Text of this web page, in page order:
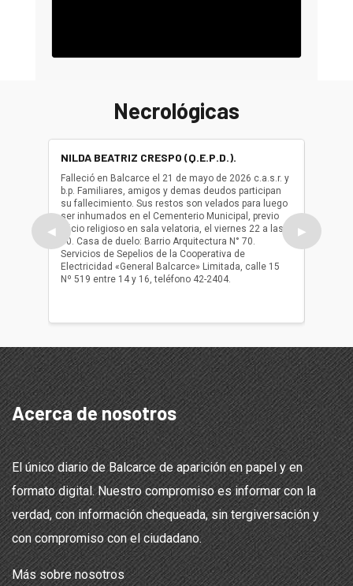
Necrológicas
◀
NILDA BEATRIZ CRESPO (Q.E.P.D.).
Falleció en Balcarce el 21 de mayo de 2026 c.a.s.r. y
b.p. Familiares, amigos y demas deudos participan
su fallecimiento. Sus restos son velados para luego
ser inhumados en el Cementerio Municipal, previo
oficio religioso en sala velatoria, el viernes 22 a las
10. Casa de duelo: Barrio Arquitectura N° 70.
Servicios de Sepelios de la Cooperativa de
Electricidad «General Balcarce» Limitada, calle 15
Nº 519 entre 14 y 16, teléfono 42-2404.
ser
oficio
▶
Acerca de nosotros
El único diario de Balcarce de aparición en papel y en
formato digital. Nuestro compromiso es informar con la
verdad, con información chequeada, sin tergiversación y
con compromiso con el ciudadano.
Más sobre nosotros